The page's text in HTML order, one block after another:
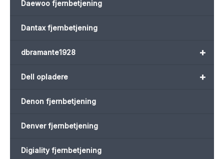
Daewoo fjernbetjening
Dantax fjernbetjening
+
dbramante1928
+
Dell opladere
Denon fjernbetjening
Denver fjernbetjening
Digiality fjernbetjening